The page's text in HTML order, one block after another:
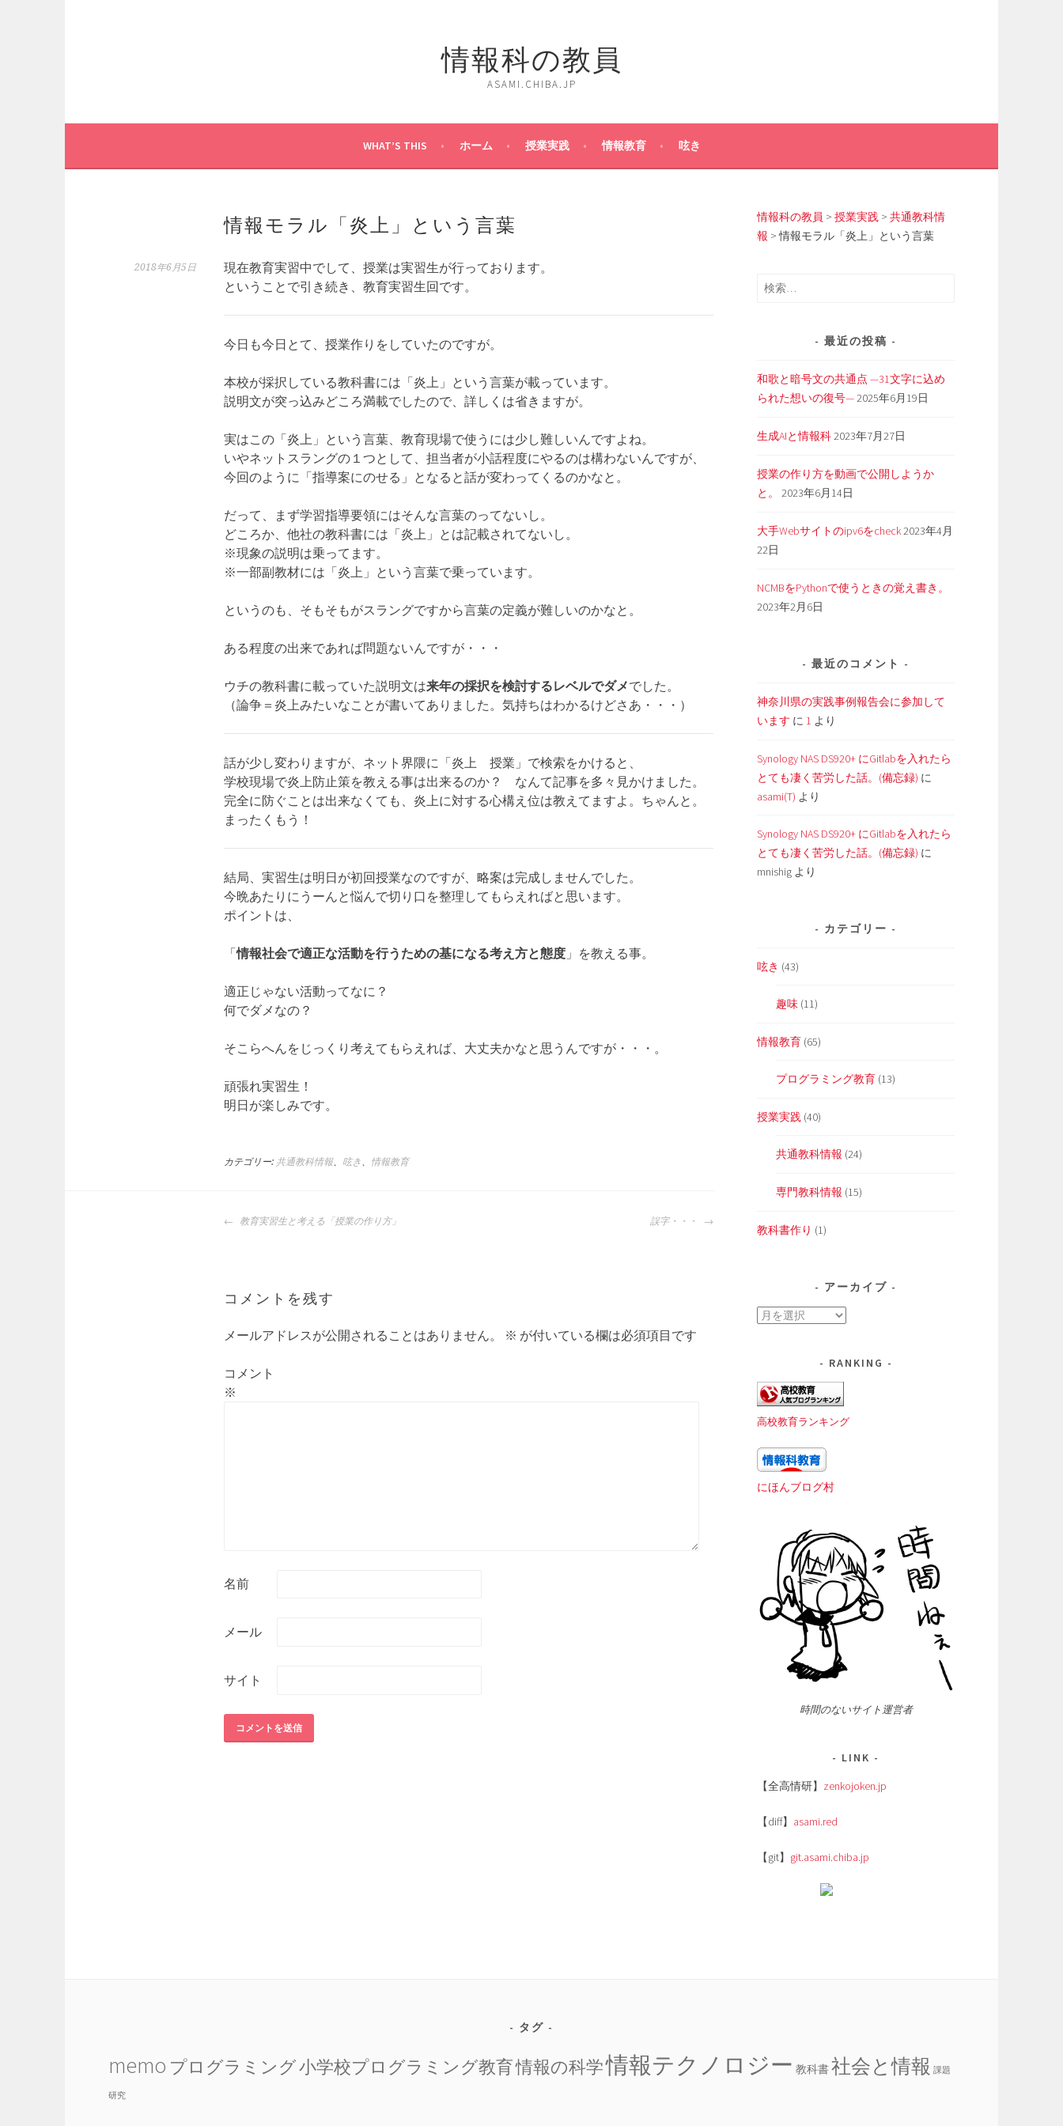
ス
情報科の教員
ASAMI.CHIBA.JP
WHAT’S THIS ホーム 授業実践 情報教育 呟き
情報モラル「炎上」という言葉
2018年6月5日
現在教育実習中でして、授業は実習生が行っております。
ということで引き続き、教育実習生回です。
今日も今日とて、授業作りをしていたのですが。
本校が採択している教科書には「炎上」という言葉が載っています。
説明文が突っ込みどころ満載でしたので、詳しくは省きますが。
実はこの「炎上」という言葉、教育現場で使うには少し難しいんですよね。
いやネットスラングの１つとして、担当者が小話程度にやるのは構わないんですが、
今回のように「指導案にのせる」となると話が変わってくるのかなと。
だって、まず学習指導要領にはそんな言葉のってないし。
どころか、他社の教科書には「炎上」とは記載されてないし。
※現象の説明は乗ってます。
※一部副教材には「炎上」という言葉で乗っています。
というのも、そもそもがスラングですから言葉の定義が難しいのかなと。
ある程度の出来であれば問題ないんですが・・・
ウチの教科書に載っていた説明文は来年の採択を検討するレベルでダメでした。
（論争＝炎上みたいなことが書いてありました。気持ちはわかるけどさあ・・・）
話が少し変わりますが、ネット界隈に「炎上 授業」で検索をかけると、
学校現場で炎上防止策を教える事は出来るのか？ なんて記事を多々見かけました。
完全に防ぐことは出来なくても、炎上に対する心構え位は教えてますよ。ちゃんと。
まったくもう！
結局、実習生は明日が初回授業なのですが、略案は完成しませんでした。
今晩あたりにうーんと悩んで切り口を整理してもらえればと思います。
ポイントは、
「情報社会で適正な活動を行うための基になる考え方と態度 」を教える事。
適正じゃない活動ってなに？
何でダメなの？
そこらへんをじっくり考えてもらえれば、大丈夫かなと思うんですが・・・。
頑張れ実習生！
明日が楽しみです。
カテゴリー: 共通教科情報、 呟き、 情報教育
投
ゲ
ー
シ
ン
教育実習生と考える「授業の作り方」 誤字・・・
コメントを残す
メールアドレスが公開されることはありません。 ※ が付いている欄は必須項目です
コメント
※
名前
メール
サイト
情報科の教員 > 授業実践 > 共通教科情
報 >情報モラル「炎上」という言葉
検
最近の投稿
和歌と暗号文の共通点 —31文字に込め
られた想いの復号—2025年6月19日
生成AIと情報科2023年7月27日
授業の作り方を動画で公開しようか
と。
2023年6月14日
大手Webサイトのipv6をcheck2023年4月
22日
NCMBをPythonで使うときの覚え書き。
2023年2月6日
最近のコメント
神奈川県の実践事例報告会に参加して
います に 1 より
Synology NAS DS920+ にGitlabを入れたら
とても凄く苦労した話。(備忘録) に
asami(T) より
Synology NAS DS920+ にGitlabを入れたら
とても凄く苦労した話。(備忘録) に
mnishig より
カテゴリー
呟き (43)
趣味 (11)
情報教育 (65)
プログラミング教育 (13)
授業実践 (40)
共通教科情報 (24)
専門教科情報 (15)
教科書作り (1)
アーカイブ
ア
ブ
RANKING
高校教育ランキング
にほんブログ村
時間のないサイト運営者
LINK
【全高情研】 zenkojoken.jp
【diff】 asami.red
【git】 git.asami.chiba.jp
タグ
memo プログラミング小学校プログラミング教育情報の科学情報テクノロジー 教科書社会と情報 課題
研究